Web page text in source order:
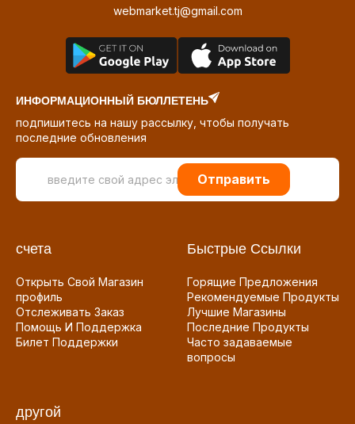
webmarket.tj@gmail.com
ИНФОРМАЦИОННЫЙ БЮЛЛЕТЕНЬ
подпишитесь на нашу рассылку, чтобы получать
последние обновления
Отправить
счета
Открыть Свой Магазин
профиль
Отслеживать Заказ
Помощь И Поддержка
Билет Поддержки
Быстрые Ссылки
Горящие Предложения
Рекомендуемые Продукты
Лучшие Магазины
Последние Продукты
Часто задаваемые
вопросы
другой